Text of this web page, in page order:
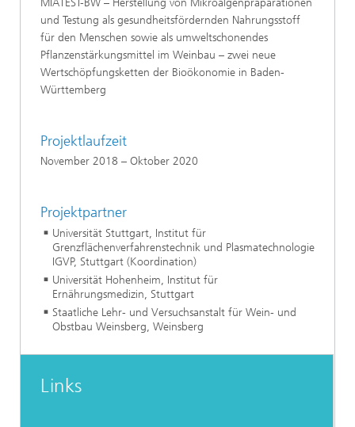
und Testung als gesundheitsfördernden Nahrungsstoff
für den Menschen sowie als umweltschonendes
Pflanzenstärkungsmittel im Weinbau – zwei neue
Wertschöpfungsketten der Bioökonomie in Baden-
Württemberg
Projektlaufzeit
November 2018 – Oktober 2020
Projektpartner
Universität Stuttgart, Institut für
Grenzflächenverfahrenstechnik und Plasmatechnologie
IGVP, Stuttgart (Koordination)
Universität Hohenheim, Institut für
Ernährungsmedizin, Stuttgart
Staatliche Lehr- und Versuchsanstalt für Wein- und
Obstbau Weinsberg, Weinsberg
Links